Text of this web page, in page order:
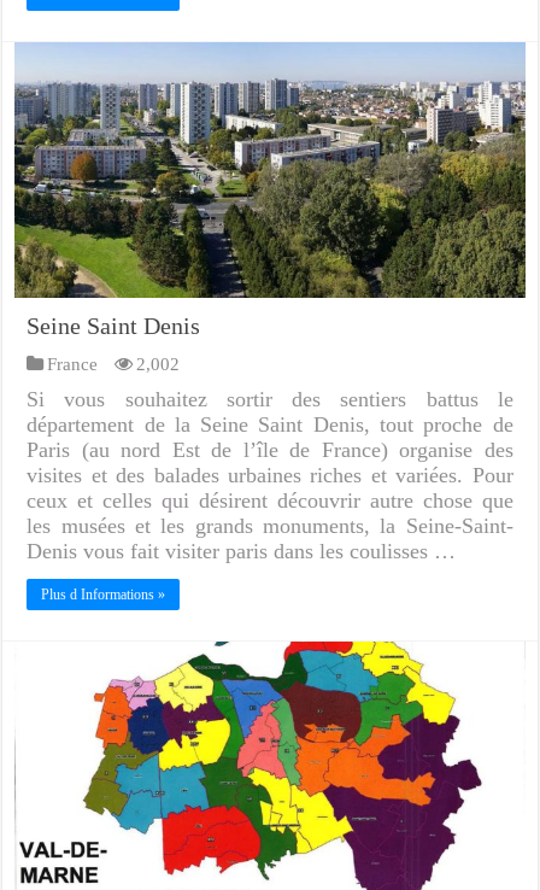
Seine Saint Denis
France 2,002
Si vous souhaitez sortir des sentiers battus le
département de la Seine Saint Denis, tout proche de
Paris (au nord Est de l’île de France) organise des
visites et des balades urbaines riches et variées. Pour
ceux et celles qui désirent découvrir autre chose que
les musées et les grands monuments, la Seine-Saint-
Denis vous fait visiter paris dans les coulisses …
Plus d Informations »